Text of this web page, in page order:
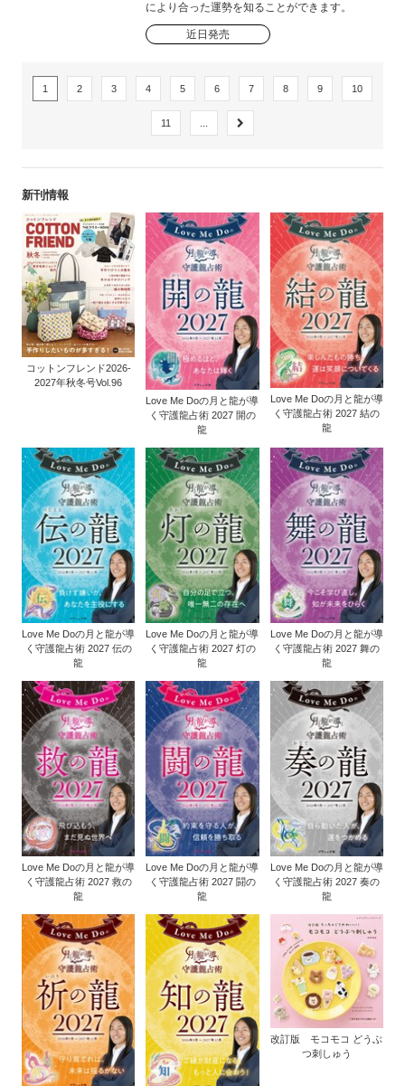
により合った運勢を知ることができます。
近日発売
1 2 3 4 5 6 7 8 9 10
11
新刊情報
コットンフレンド2026-
2027年秋冬号Vol.96
Love Me Doの月と龍が導
く守護龍占術 2027 開の
龍
Love Me Doの月と龍が導
く守護龍占術 2027 結の
龍
Love Me Doの月と龍が導
く守護龍占術 2027 伝の
龍
Love Me Doの月と龍が導
く守護龍占術 2027 灯の
龍
Love Me Doの月と龍が導
く守護龍占術 2027 舞の
龍
Love Me Doの月と龍が導
く守護龍占術 2027 救の
龍
Love Me Doの月と龍が導
く守護龍占術 2027 闘の
龍
Love Me Doの月と龍が導
く守護龍占術 2027 奏の
龍
改訂版 モコモコ どうぶ
つ刺しゅう